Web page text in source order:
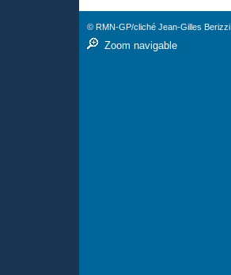
© RMN-GP/cliché Jean-Gilles Berizzi
Zoom navigable